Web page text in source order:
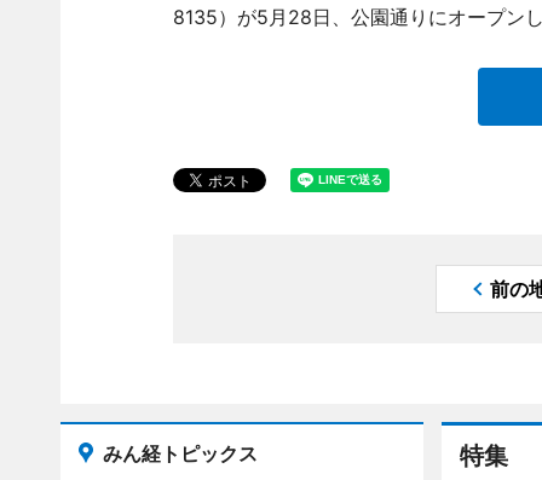
8135）が5月28日、公園通りにオープン
前の
特集
みん経トピックス